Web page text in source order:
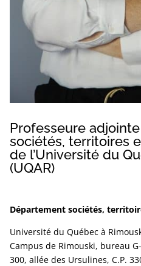
Professeure
sociétés, territoires
de l’Université du
(UQAR)
Département sociétés,
Université du Québec à
Campus de Rimouski, bureau
300, allée des Ursulines, C.P.